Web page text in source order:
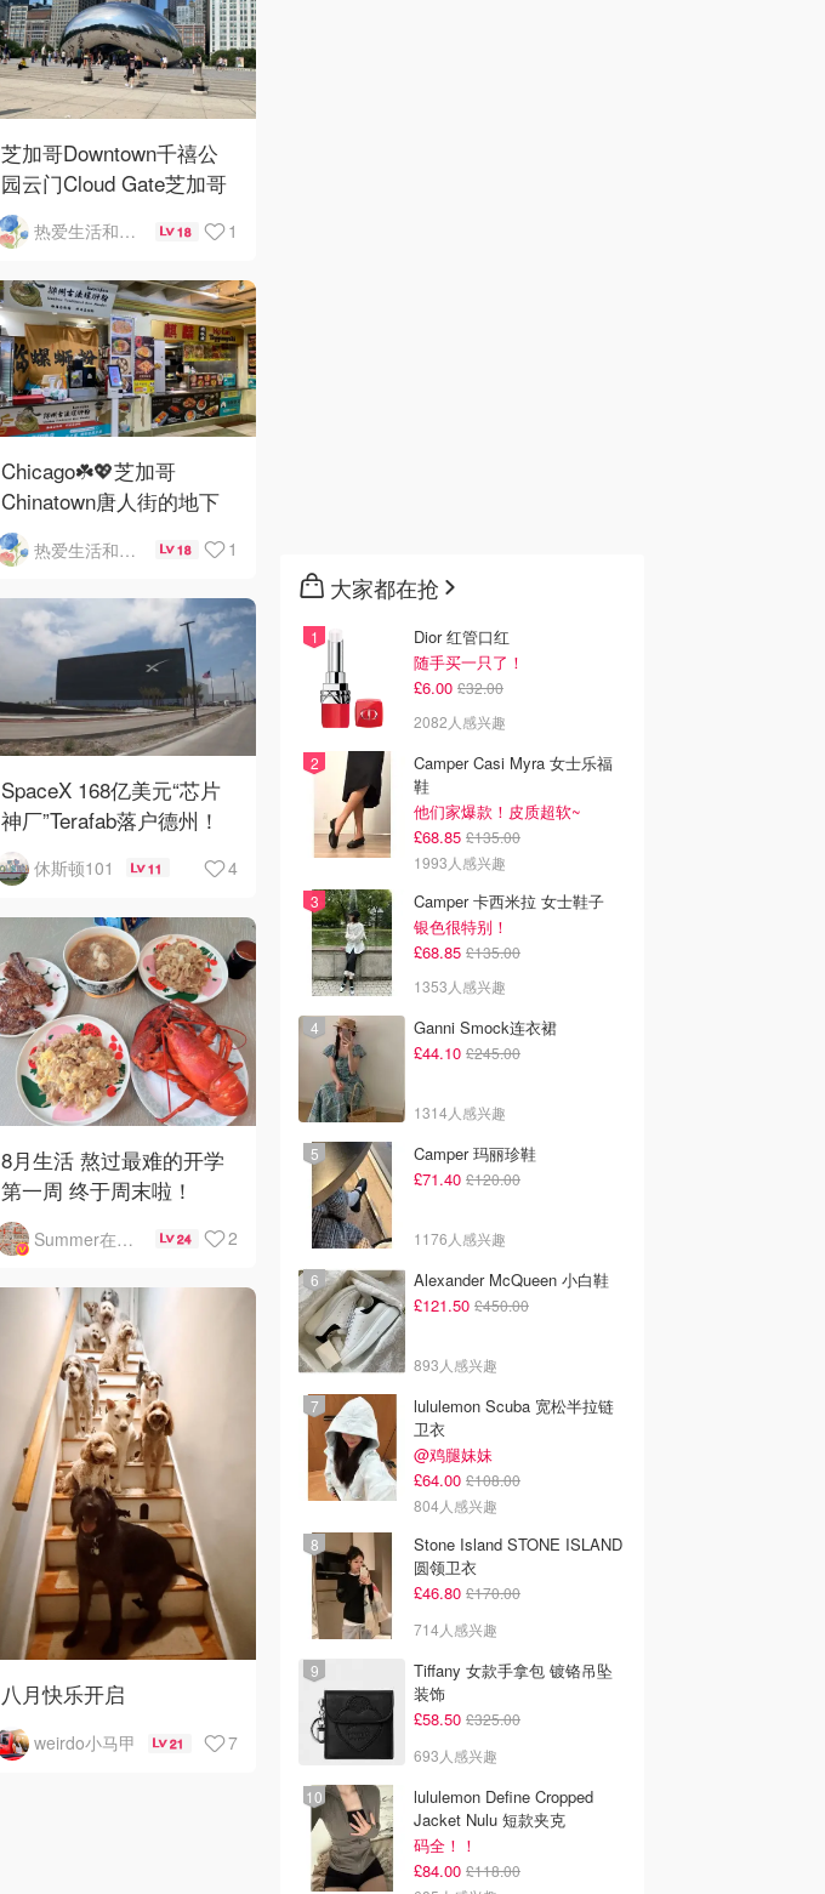
芝加哥Downtown千禧公
园云门Cloud Gate芝加哥
河街景❤️鳞次栉比的高楼
热爱生活和自由的轻舞飞扬 18 1
Chicago☘️💖芝加哥
Chinatown唐人街的地下
mini小美食城
热爱生活和自由的轻舞飞扬 18 1
SpaceX 168亿美元“芯片
神厂”Terafab落户德州！
休斯顿101 11 4
8月生活 熬过最难的开学
第一周 终于周末啦！
Summer在漂流 24 2
八月快乐开启
weirdo小马甲 21 7
大家都在抢
Dior 红管口红
随手买一只了！
£6.00 £32.00
2082人感兴趣
Camper Casi Myra 女士乐福
鞋
他们家爆款！皮质超软~
£68.85 £135.00
1993人感兴趣
Camper 卡西米拉 女士鞋子
银色很特别！
£68.85 £135.00
1353人感兴趣
Ganni Smock连衣裙
£44.10 £245.00
1314人感兴趣
Camper 玛丽珍鞋
£71.40 £120.00
1176人感兴趣
Alexander McQueen 小白鞋
£121.50 £450.00
893人感兴趣
lululemon Scuba 宽松半拉链
卫衣
@鸡腿妹妹
£64.00 £108.00
804人感兴趣
Stone Island STONE ISLAND
圆领卫衣
£46.80 £170.00
714人感兴趣
Tiffany 女款手拿包 镀铬吊坠
装饰
£58.50 £325.00
693人感兴趣
lululemon Define Cropped
Jacket Nulu 短款夹克
码全！！
£84.00 £118.00